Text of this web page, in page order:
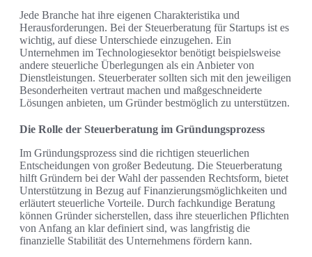
Jede Branche hat ihre eigenen Charakteristika und
Herausforderungen. Bei der Steuerberatung für Startups ist es
wichtig, auf diese Unterschiede einzugehen. Ein
Unternehmen im Technologiesektor benötigt beispielsweise
andere steuerliche Überlegungen als ein Anbieter von
Dienstleistungen. Steuerberater sollten sich mit den jeweiligen
Besonderheiten vertraut machen und maßgeschneiderte
Lösungen anbieten, um Gründer bestmöglich zu unterstützen.
Die Rolle der Steuerberatung im Gründungsprozess
Im Gründungsprozess sind die richtigen steuerlichen
Entscheidungen von großer Bedeutung. Die Steuerberatung
hilft Gründern bei der Wahl der passenden Rechtsform, bietet
Unterstützung in Bezug auf Finanzierungsmöglichkeiten und
erläutert steuerliche Vorteile. Durch fachkundige Beratung
können Gründer sicherstellen, dass ihre steuerlichen Pflichten
von Anfang an klar definiert sind, was langfristig die
finanzielle Stabilität des Unternehmens fördern kann.